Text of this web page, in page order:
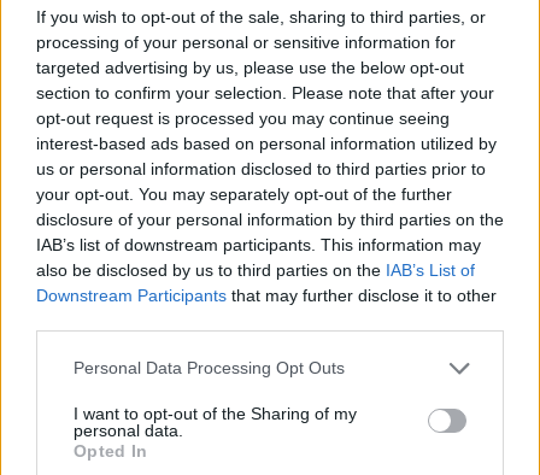
If you wish to opt-out of the sale, sharing to third parties, or
processing of your personal or sensitive information for
targeted advertising by us, please use the below opt-out
section to confirm your selection. Please note that after your
opt-out request is processed you may continue seeing
interest-based ads based on personal information utilized by
us or personal information disclosed to third parties prior to
your opt-out. You may separately opt-out of the further
disclosure of your personal information by third parties on the
IAB’s list of downstream participants. This information may
also be disclosed by us to third parties on the IAB’s List of
Downstream Participants that may further disclose it to other
Personal Data Processing Opt Outs
I want to opt-out of the Sharing of my
personal data.
Opted In